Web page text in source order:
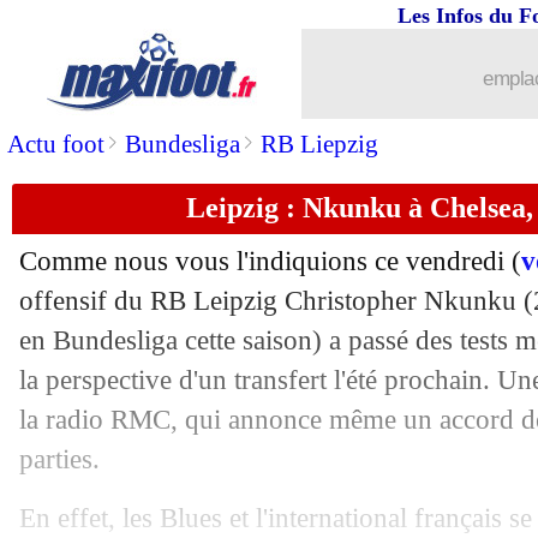
Actu foot> Bundesliga> RB Liepzig
Les Infos du
Leipzig : Nkunku à
Comme nous vous l'indiquions ce vendredi (
offensif du RB Leipzig Christopher Nkunku
en Bundesliga cette saison) a passé des tests
la perspective d'un transfert l'été prochain.
la radio RMC, qui annonce même un accord
parties.
En effet, les Blues et l'international français
: absent, Benzema a vu une
30/09 Monaco: Mitchell évoque l'avenir de
: Kamara forfait pour le
30/09 OM: Bielsa réclame 3 M€
30/09 PSG : sans Messi, Da Fonseca va
30/09 Barça : Depay, l'idée d'une
30/09 OM: Eyraud va également se retirer
Rennes: Meling a prolongé (officiel)